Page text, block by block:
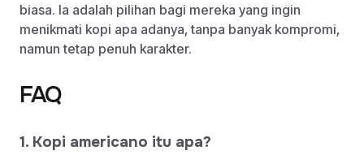
biasa. Ia adalah pilihan bagi mereka yang ingin
menikmati kopi apa adanya, tanpa banyak kompromi,
namun tetap penuh karakter.
FAQ
1. Kopi americano itu apa?